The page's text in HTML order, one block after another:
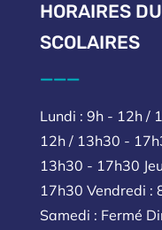
HORAIRES
SCOLAIRES
___
Lundi : 9h - 12h /
12h / 13h30 -
13h30 - 17h30
17h30 Vendredi :
Samedi : Fermé